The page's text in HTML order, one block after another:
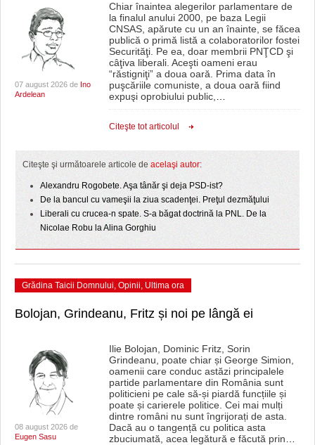
CU OIŞTEA-N KIERKEGAARD
FINANŢĂRI DE LA A LA Z
PE SURSE
FILME DOCUMENTARE
CLIPURI VIDEO
JOCURI ONLINE
INFO SI UTILE
CULTURA
INVATAMANT
FILME DOCUMENTARE
JOCURI ONLINE
DIVERSE
SFATUL MEDICULUI
SFATURI JURIDICE
07 august 2026 de Ino
Ardelean
Chiar înaintea alegerilor parlamentare de
la finalul anului 2000, pe baza Legii
CNSAS, apărute cu un an înainte, se făcea
publică o primă listă a colaboratorilor fostei
Securităţi. Pe ea, doar membrii PNŢCD şi
câţiva liberali. Aceşti oameni erau
“răstigniţi” a doua oară. Prima data în
puşcăriile comuniste, a doua oară fiind
expuşi oprobiului public,
Citeşte tot articolul
Citeşte şi următoarele articole de acelaşi autor:
Alexandru Rogobete. Aşa tânăr şi deja PSD-ist?
De la bancul cu vameşii la ziua scadenţei. Preţul dezmăţului
Liberali cu crucea-n spate. S-a băgat doctrină la PNL. De la
Nicolae Robu la Alina Gorghiu
Grădina Taicii Domnului, Opinii, Ultima ora
Bolojan, Grindeanu, Fritz și noi pe lângă ei
08 august 2026 de
Eugen Sasu
Ilie Bolojan, Dominic Fritz, Sorin
Grindeanu, poate chiar și George Simion,
oamenii care conduc astăzi principalele
partide parlamentare din România sunt
politicieni pe cale să-și piardă funcțiile și
poate și carierele politice. Cei mai mulți
dintre români nu sunt îngrijorați de asta.
Dacă au o tangență cu politica asta
zbuciumată, acea legătură e făcută prin